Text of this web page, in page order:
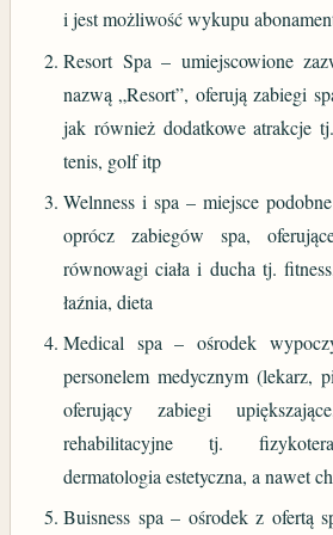
i jest możliwość wykupu
Resort Spa – umiejscowione
nazwą „Resort”, oferują zabiegi
jak również dodatkowe atrakcje
tenis, golf itp
Welnness i spa – miejsce
oprócz zabiegów spa,
równowagi ciała i ducha tj.
łaźnia, dieta
Medical spa – ośrodek
personelem medycznym (lekarz,
oferujący zabiegi
rehabilitacyjne tj.
dermatologia estetyczna, a nawet
Buisness spa – ośrodek z ofertą